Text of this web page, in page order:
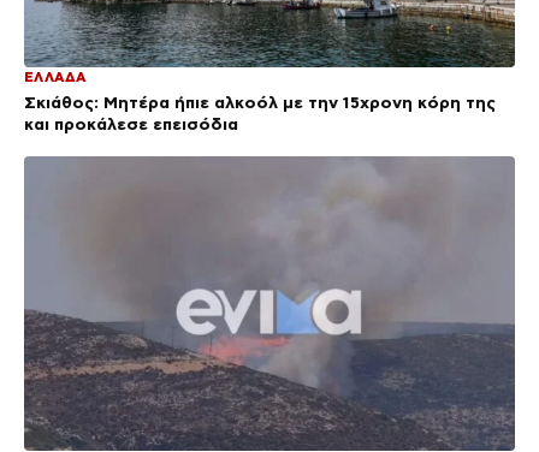
ΕΛΛΑΔΑ
Σκιάθος: Μητέρα ήπιε αλκοόλ με την 15χρονη κόρη της
και προκάλεσε επεισόδια